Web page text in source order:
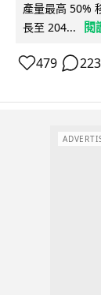
產量最高 50%
長至 204...
閱
479 223